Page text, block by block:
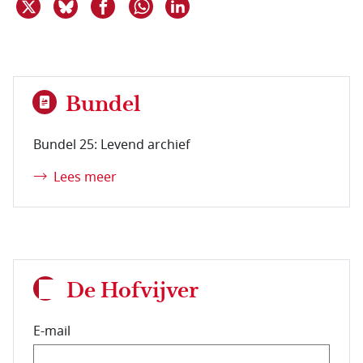
Bundel
Bundel 25: Levend archief
Lees meer
De Hofvijver
E-mail